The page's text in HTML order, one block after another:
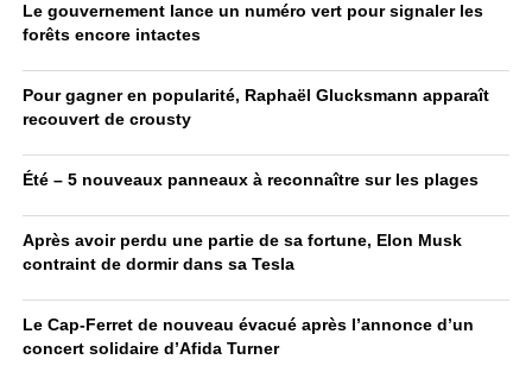
Le gouvernement lance un numéro vert pour signaler les
forêts encore intactes
Pour gagner en popularité, Raphaël Glucksmann apparaît
recouvert de crousty
Été – 5 nouveaux panneaux à reconnaître sur les plages
Après avoir perdu une partie de sa fortune, Elon Musk
contraint de dormir dans sa Tesla
Le Cap-Ferret de nouveau évacué après l’annonce d’un
concert solidaire d’Afida Turner